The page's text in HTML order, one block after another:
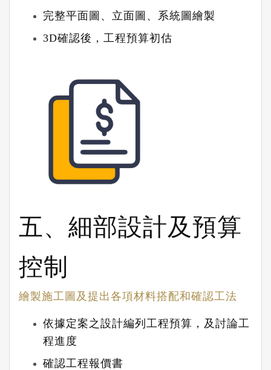
完整平面圖、立面圖、系統圖繪製
3D確認後，工程預算初估
五、細部設計及預算
控制
繪製施工圖及提出各項材料搭配和確認工法
依據定案之設計編列工程預算，及討論工
程進度
確認工程報價書